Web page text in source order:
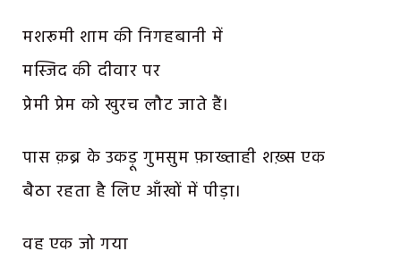
मशरूमी शाम की निगहबानी में
मस्जिद की दीवार पर
प्रेमी प्रेम को खुरच लौट जाते हैं।
पास क़ब्र के उकड़ू गुमसुम फ़ाख्ताही शख़्स एक
बैठा रहता है लिए आँखों में पीड़ा।
वह एक जो गया